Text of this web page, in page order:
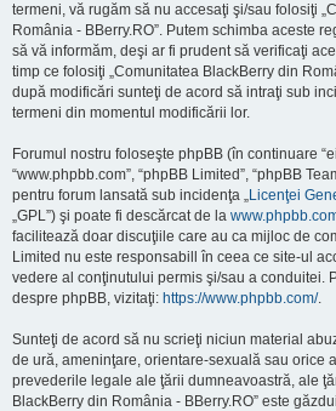
termeni, vă rugăm să nu accesaţi şi/sau folosiţi
România - BBerry.RO”. Putem schimba aceste
să vă informăm, deşi ar fi prudent să verificaţi
timp ce folosiţi „Comunitatea BlackBerry din
după modificări sunteţi de acord să intraţi sub
termeni din momentul modificării lor.
Forumul nostru foloseşte phpBB (în continuare
“www.phpbb.com”, “phpBB Limited”, “phpBB
pentru forum lansată sub incidenţa „Licenţei
„GPL”) şi poate fi descărcat de la
facilitează doar discuţiile care au ca mijloc de
Limited nu este responsabill în ceea ce site-ul
vedere al conţinutului permis şi/sau a conduitei.
despre phpBB, vizitaţi: https://www.phpbb.com/.
Sunteţi de acord să nu scrieţi niciun material
de ură, ameninţare, orientare-sexuală sau orice
prevederile legale ale ţării dumneavoastră, ale
BlackBerry din România - BBerry.RO” este